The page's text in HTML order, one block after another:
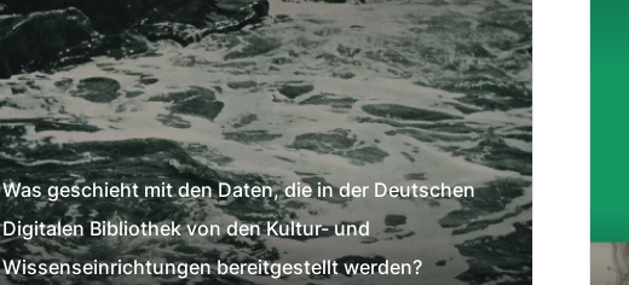
Was geschieht mit den Daten, die in der Deutschen
Digitalen Bibliothek von den Kultur- und
Wissenseinrichtungen bereitgestellt werden?